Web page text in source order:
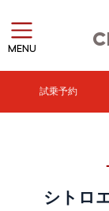
MENU
試乗予約
シトロ